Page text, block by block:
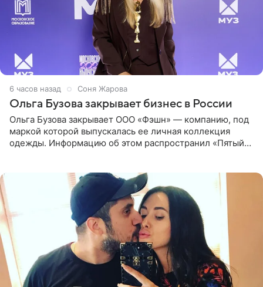
6 часов назад Соня Жарова
Ольга Бузова закрывает бизнес в России
Ольга Бузова закрывает ООО «Фэшн» — компанию, под
маркой которой выпускалась ее личная коллекция
одежды. Информацию об этом распространил «Пятый